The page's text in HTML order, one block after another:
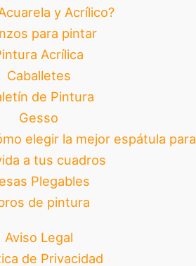
y Acrílico?
para pintar
Acrílica
Caballetes
de Pintura
Gesso
elegir la mejor espátula para
a tus cuadros
Plegables
de pintura
Aviso Legal
de Privacidad